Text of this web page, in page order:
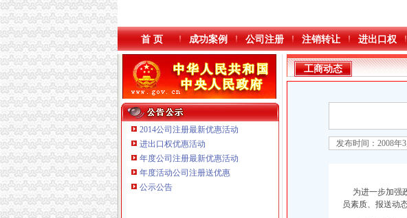
本站导航
首 页 成功案例 公司注册 注销转让 进出口权
2014公司注册最新优惠活动
进出口权优惠活动
年度公司注册最新优惠活动
年度活动公司注册送优惠
公示公告
重庆鸽牌电线电缆有限公司 渝北10010万 (进出口权)
重庆科发表面处理有限责任公司 渝北800万 （进出口权）
重庆傲志众达投资咨询有限责任公司 渝九1000万 （增资）
工商动态
发布时间：2008年
为进一步加强
员素质、报送动